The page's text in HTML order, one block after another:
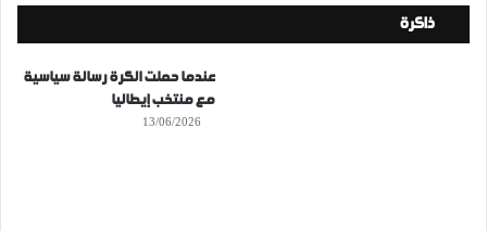
ذاكرة
عندما حملت الكرة رسالة سياسية
مع منتخب إيطاليا
13/06/2026